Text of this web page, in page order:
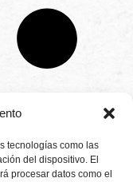
tecnologías como las
del dispositivo. El
procesar datos como el
Aviso legal